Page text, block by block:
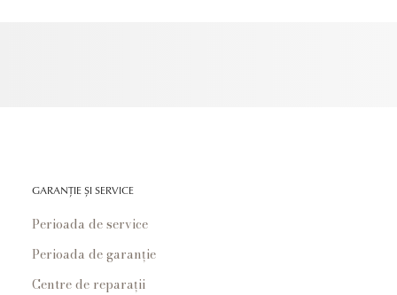
GARANȚIE ȘI SERVICE
Perioada de service
Perioada de garanție
Centre de reparații